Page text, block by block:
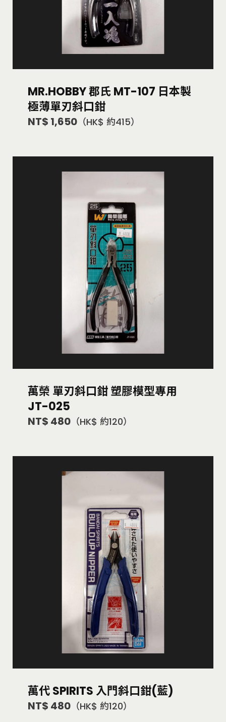
MR.HOBBY 郡氏 MT-107 日本製
極薄單刃斜口鉗
NT$ 1,650 （HK$ 約415）
萬榮 單刃斜口鉗 塑膠模型專用
JT-025
NT$ 480 （HK$ 約120）
萬代 SPIRITS 入門斜口鉗(藍)
NT$ 480 （HK$ 約120）